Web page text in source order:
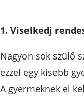
1. Viselkedj
Nagyon sok szülő
ezzel egy kisebb
A gyermeknek el